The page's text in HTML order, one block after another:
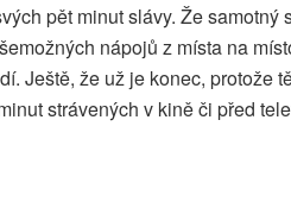
pět minut slávy. Že
nápojů z místa na
Ještě, že už je konec, protože
strávených v kině či před